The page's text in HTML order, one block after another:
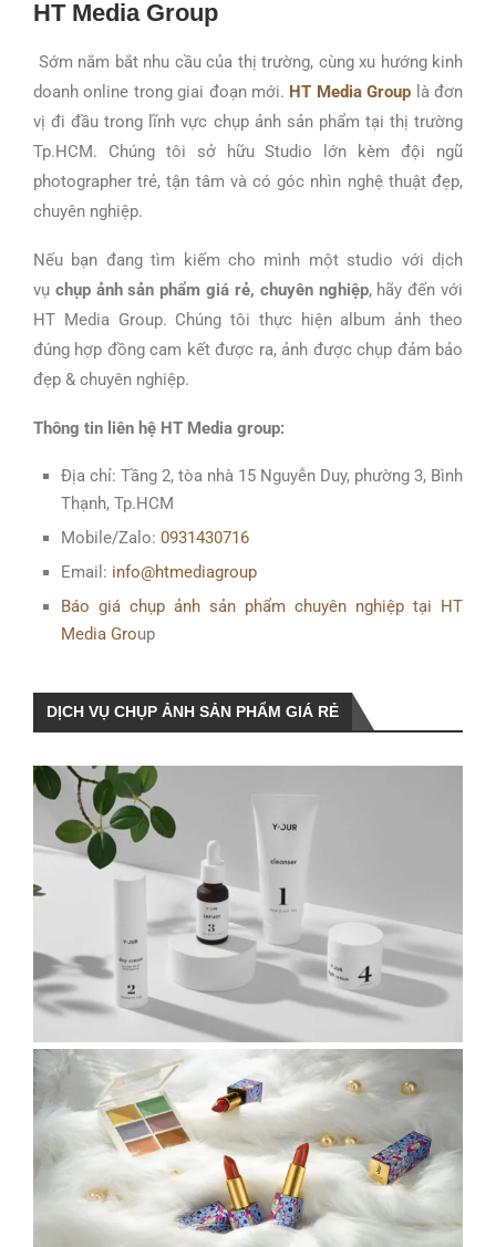
HT Media Group
Sớm nắm bắt nhu cầu của thị trường, cùng xu hướng kinh
doanh online trong giai đoạn mới. HT Media Group là đơn
vị đi đầu trong lĩnh vực chụp ảnh sản phẩm tại thị trường
Tp.HCM. Chúng tôi sở hữu Studio lớn kèm đội ngũ
photographer trẻ, tận tâm và có góc nhìn nghệ thuật đẹp,
chuyên nghiệp.
Nếu bạn đang tìm kiếm cho mình một studio với dịch
vụ chụp ảnh sản phẩm giá rẻ, chuyên nghiệp, hãy đến với
HT Media Group. Chúng tôi thực hiện album ảnh theo
đúng hợp đồng cam kết được ra, ảnh được chụp đảm bảo
đẹp & chuyên nghiệp.
Thông tin liên hệ HT Media group:
Địa chỉ: Tầng 2, tòa nhà 15 Nguyễn Duy, phường 3, Bình
Thạnh, Tp.HCM
Mobile/Zalo: 0931430716
Email: info@htmediagroup
Báo giá chụp ảnh sản phẩm chuyên nghiệp tại HT
Media Group
DỊCH VỤ CHỤP ẢNH SẢN PHẨM GIÁ RẺ